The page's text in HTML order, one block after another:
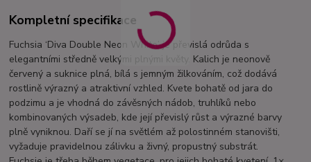
Kompletní specifikace
Fuchsia ‘Diva Double Neon White’ je převislá odrůda s
elegantními středně velkými plnými květy. Kalich je neonově
červený a suknice plná, bílá s jemným žilkováním, což dodává
rostlině výrazný a atraktivní vzhled. Kvete bohatě od jara do
podzimu a je vhodná do závěsných nádob, truhlíků nebo
kombinovaných výsadeb, kde její převislý růst a výrazné barvy
plně vyniknou. Daří se jí na světlém až polostinném stanovišti,
vyžaduje pravidelnou zálivku a živný, propustný substrát.